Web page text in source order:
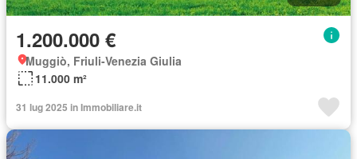
1.200.000 €
Muggiò, Friuli-Venezia Giulia
11.000 m²
31 lug 2025 in Immobiliare.it